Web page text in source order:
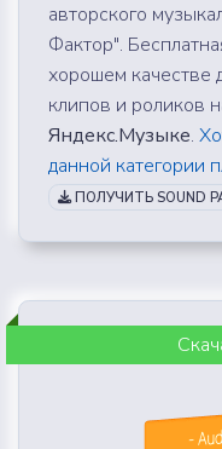
авторского
Фактор".
хорошем качестве
клипов и роликов
Яндекс.Музыке.
данной категории
ПОЛУЧИТЬ SOUND